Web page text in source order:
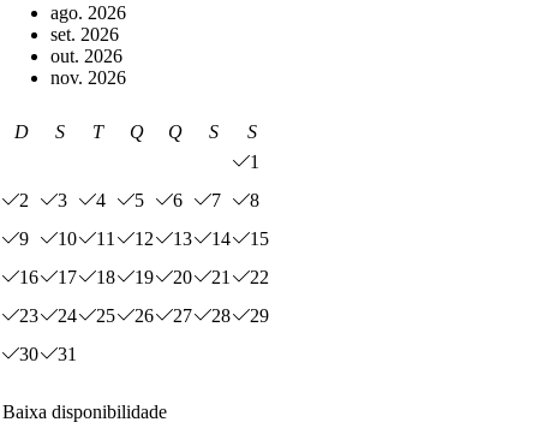
ago. 2026
set. 2026
out. 2026
nov. 2026
D S T Q Q S
S
1
2
3 4 5 6 7
8
9
10 11 12 13 14
15
16
17 18 19 20 21
22
23
24 25 26 27 28
29
30
31
Baixa disponibilidade